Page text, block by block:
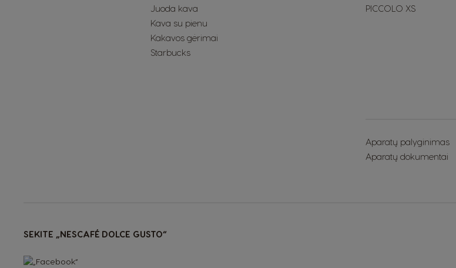
Juoda kava
Kava su pienu
Kakavos gėrimai
Starbucks
PICCOLO XS
Aparatų palyginimas
Aparatų dokumentai
SEKITE „NESCAFÉ DOLCE GUSTO“